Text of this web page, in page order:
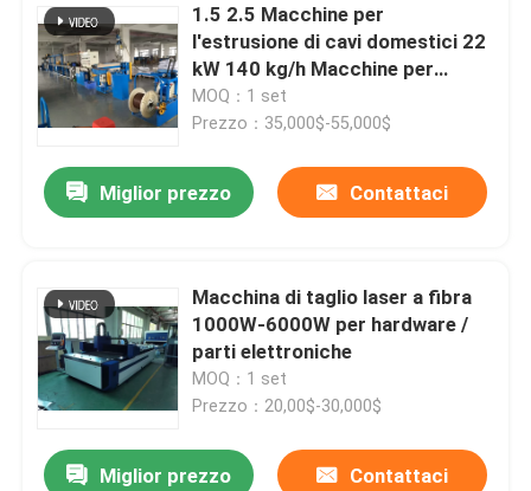
1.5 2.5 Macchine per
l'estrusione di cavi domestici 22
kW 140 kg/h Macchine per
l'estrusione di fili
MOQ：1 set
Prezzo：35,000$-55,000$
Miglior prezzo Contattaci
Macchina di taglio laser a fibra
1000W-6000W per hardware /
parti elettroniche
MOQ：1 set
Prezzo：20,00$-30,000$
Miglior prezzo Contattaci